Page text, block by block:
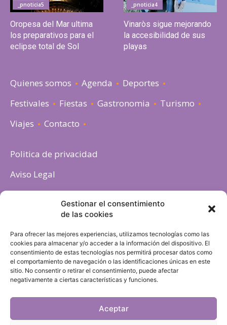
Gestionar el consentimiento
de las cookies
Para ofrecer las mejores experiencias, utilizamos tecnologías como las
cookies para almacenar y/o acceder a la información del dispositivo. El
consentimiento de estas tecnologías nos permitirá procesar datos como
el comportamiento de navegación o las identificaciones únicas en este
sitio. No consentir o retirar el consentimiento, puede afectar
negativamente a ciertas características y funciones.
Aceptar
_pnoticia5
Oropesa del Mar ultima
los preparativos para el
eclipse total de Sol
_pnoticia4
Vinaròs sigue mejorando
la accesibilidad de sus
playas
Quienes somos Agenda
Deportes
Festivales
Fiestas Gastronomia
Turismo
Viajes
Contacto
Politica de privacidad
Aviso Legal
Política de cookies